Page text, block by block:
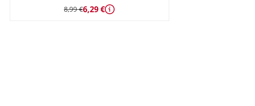
8,99 €6,29 € Détails